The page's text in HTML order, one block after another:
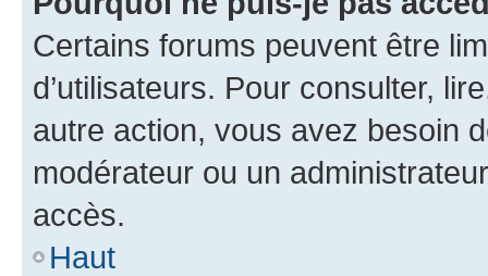
Certains forums peuvent être
d’utilisateurs. Pour consulter,
autre action, vous avez besoin
modérateur ou un
accès.
Haut